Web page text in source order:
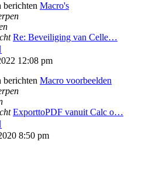
Macro's
Re: Beveiliging van Celle…
laatste12:08 pm
Macro voorbeelden
ExporttoPDF vanuit Calc o…
laatste8:50 pm